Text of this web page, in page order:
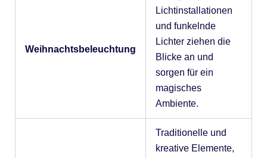
Weihnachtsbeleuchtung
Lichtinstallationen
und funkelnde
Lichter ziehen die
Blicke an und
sorgen für ein
magisches
Ambiente.
Traditionelle und
kreative Elemente,